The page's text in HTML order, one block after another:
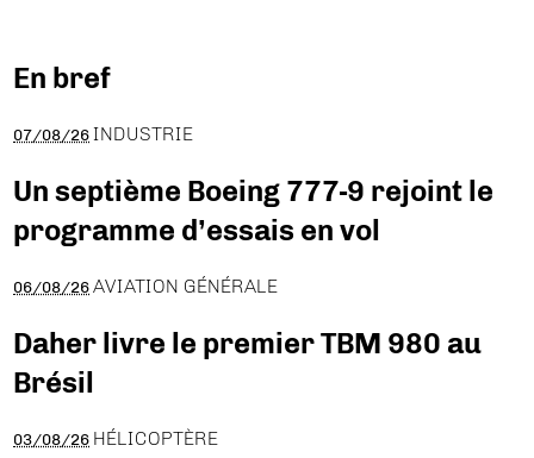
En bref
07/08/26 INDUSTRIE
Un septième Boeing 777-9 rejoint le
programme d’essais en vol
06/08/26 AVIATION GÉNÉRALE
Daher livre le premier TBM 980 au
Brésil
03/08/26 HÉLICOPTÈRE